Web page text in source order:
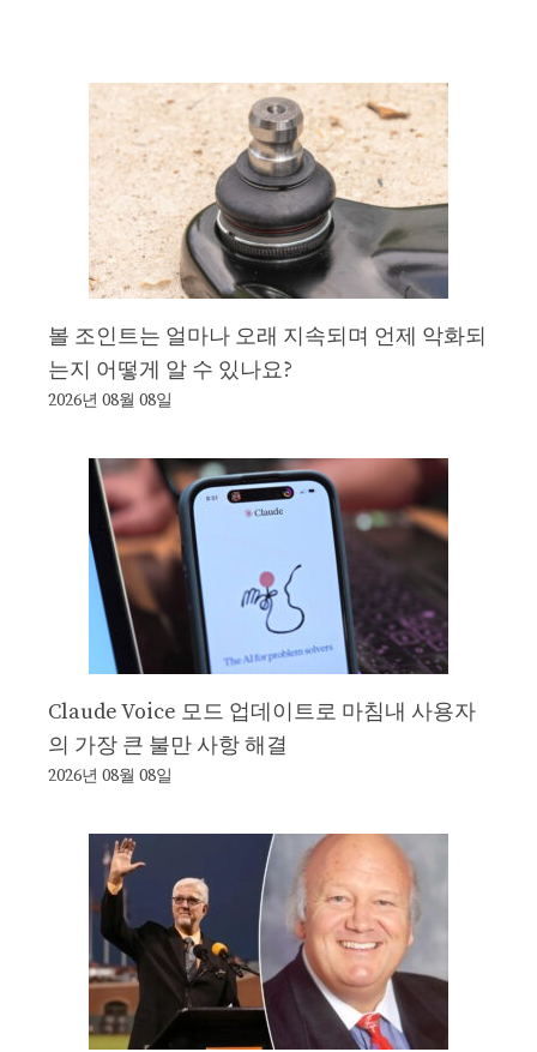
볼 조인트는 얼마나 오래 지속되며 언제 악화되
는지 어떻게 알 수 있나요?
2026년 08월 08일
Claude Voice 모드 업데이트로 마침내 사용자
의 가장 큰 불만 사항 해결
2026년 08월 08일